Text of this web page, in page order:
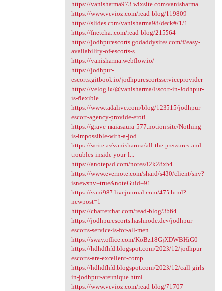
https://vanisharma973.wixsite.com/vanisharma
https://www.vevioz.com/read-blog/119809
https://slides.com/vanisharma98/deck#/1/1
https://fnetchat.com/read-blog/215564
https://jodhpurescorts.godaddysites.com/f/easy-
availability-of-escorts-s...
https://vanisharma.webflow.io/
https://jodhpur-
escorts.gitbook.io/jodhpurescortsserviceprovider
https://velog.io/@vanisharma/Escort-in-Jodhpur-
is-flexible
https://www.tadalive.com/blog/123515/jodhpur-
escort-agency-provide-eroti...
https://grave-maiasaura-577.notion.site/Nothing-
is-impossible-with-a-jod...
https://write.as/vanisharma/all-the-pressures-and-
troubles-inside-your-l...
https://anotepad.com/notes/i2k28xb4
https://www.evernote.com/shard/s430/client/snv?
isnewsnv=true&noteGuid=91...
https://vani987.livejournal.com/475.html?
newpost=1
https://chatterchat.com/read-blog/3664
https://jodhpurescorts.hashnode.dev/jodhpur-
escorts-service-is-for-all-men
https://sway.office.com/KoBz18GjXDWBHiG0
https://hdhdfhfd.blogspot.com/2023/12/jodhpur-
escorts-are-excellent-comp...
https://hdhdfhfd.blogspot.com/2023/12/call-girls-
in-jodhpur-areunique.html
https://www.vevioz.com/read-blog/71707